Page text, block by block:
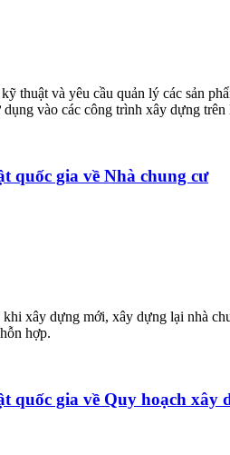
thuật và yêu cầu quản lý các sản
vào các công trình xây dựng
quốc gia về Nhà chung cư
xây dựng mới, xây dựng lại nhà
hợp.
quốc gia về Quy hoạch xây